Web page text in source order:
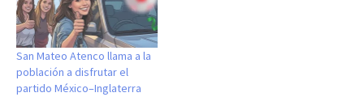
San Mateo Atenco llama a la
población a disfrutar el
partido México–Inglaterra